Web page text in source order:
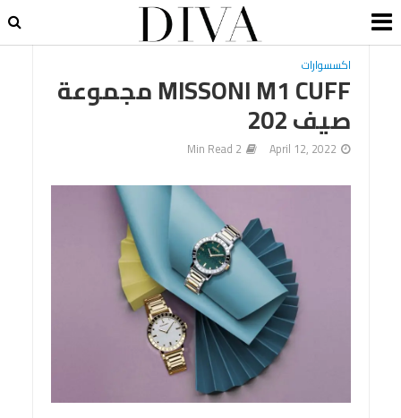
اكسسوارات
MISSONI M1 CUFF مجموعة
صيف 202
April 12, 2022
2 Min Read